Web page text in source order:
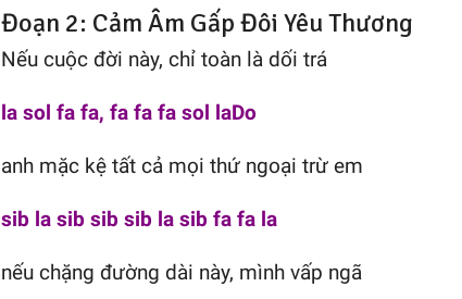
Đoạn 2: Cảm Âm Gấp Đôi Yêu Thương
Nếu cuộc đời này, chỉ toàn là dối trá
la sol fa fa, fa fa fa sol laDo
anh mặc kệ tất cả mọi thứ ngoại trừ em
sib la sib sib sib la sib fa fa la
nếu chặng đường dài này, mình vấp ngã